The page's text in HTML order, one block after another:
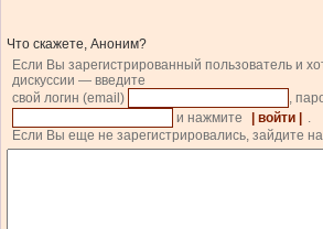
Что скажете, Аноним?
Если Вы зарегистрированный пользователь и
дискуссии — введите
свой логин (email)
,
и нажмите
| войти |
.
Если Вы еще не зарегистрировались, зайдите на